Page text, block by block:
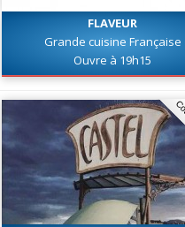
FLAVEUR
Grande cuisine Française
Ouvre à 19h15